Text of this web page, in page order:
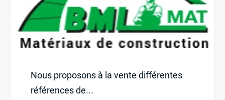
Nous proposons à la vente différentes
références de...